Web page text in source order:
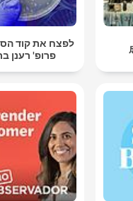
לפצח את קוד
פרופ' רענן